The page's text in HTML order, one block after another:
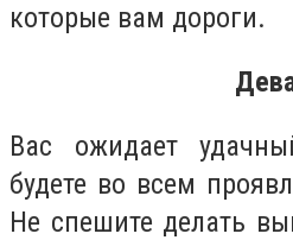
которые вам дороги.
Вас ожидает
будете во всем
Не спешите делать